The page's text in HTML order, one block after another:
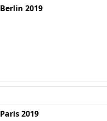
Berlin 2019
Paris 2019